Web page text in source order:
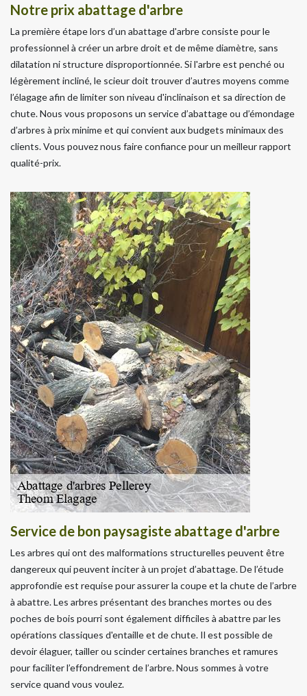
Notre prix abattage d'arbre
La première étape lors d’un abattage d'arbre consiste pour le
professionnel à créer un arbre droit et de même diamètre, sans
dilatation ni structure disproportionnée. Si l'arbre est penché ou
légèrement incliné, le scieur doit trouver d’autres moyens comme
l’élagage afin de limiter son niveau d'inclinaison et sa direction de
chute. Nous vous proposons un service d’abattage ou d’émondage
d’arbres à prix minime et qui convient aux budgets minimaux des
clients. Vous pouvez nous faire confiance pour un meilleur rapport
qualité-prix.
Service de bon paysagiste abattage d'arbre
Les arbres qui ont des malformations structurelles peuvent être
dangereux qui peuvent inciter à un projet d’abattage. De l’étude
approfondie est requise pour assurer la coupe et la chute de l’arbre
à abattre. Les arbres présentant des branches mortes ou des
poches de bois pourri sont également difficiles à abattre par les
opérations classiques d'entaille et de chute. Il est possible de
devoir élaguer, tailler ou scinder certaines branches et ramures
pour faciliter l’effondrement de l’arbre. Nous sommes à votre
service quand vous voulez.